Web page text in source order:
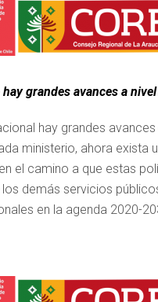
hay grandes avances a
hay grandes
ministerio, ahora exista
el camino a que estas
los demás servicios
en la agenda 2020-